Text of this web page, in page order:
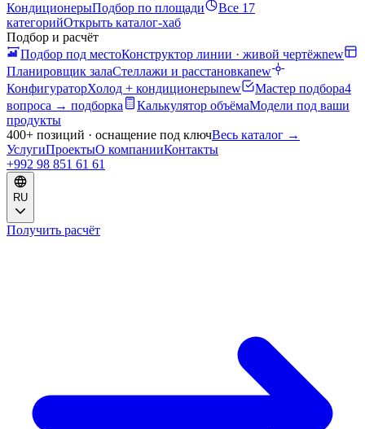
КондиционерыПодбор по площади
Все 17
категорийОткрыть каталог-хаб
Подбор и расчёт
Подбор под местоКонструктор линии · живой чертёжnew
Планировщик залаСтеллажи и расстановкаnew
КонфигураторХолод + кондиционерыnew Мастер подбора4
вопроса → подборка
Калькулятор объёмаМодели под ваши
продукты
400+ позиций · оснащение под ключВесь каталог →
УслугиПроектыО компанииКонтакты
+992 98 851 61 61
RU
Получить расчёт